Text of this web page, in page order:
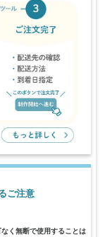
ご注意
く無断で使用することは